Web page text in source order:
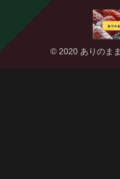
© 2020 ありのま